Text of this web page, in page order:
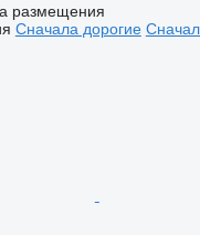
размещения
Сначала дорогие